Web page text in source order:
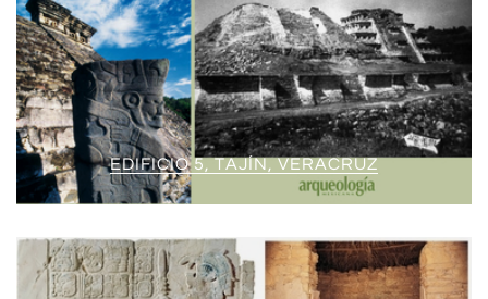
EDIFICIO 5, TAJÍN, VERACRUZ